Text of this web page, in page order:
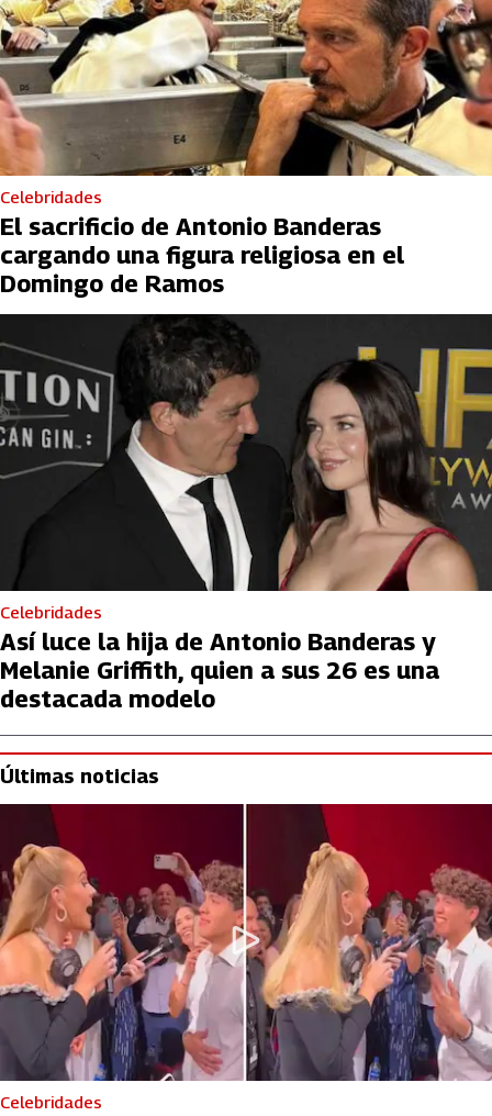
Celebridades
El sacrificio de Antonio Banderas
cargando una figura religiosa en el
Domingo de Ramos
Celebridades
Así luce la hija de Antonio Banderas y
Melanie Griffith, quien a sus 26 es una
destacada modelo
Últimas noticias
Celebridades